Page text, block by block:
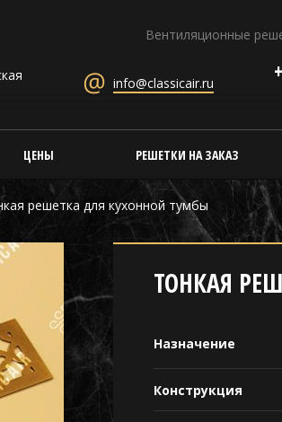
Вентиляционные
info@classicair.ru
ЦЕНЫ РЕШЕТКИ НА ЗАКАЗ
решетка для кухонной тумбы
ТОНКАЯ
Назначение
Конструкция